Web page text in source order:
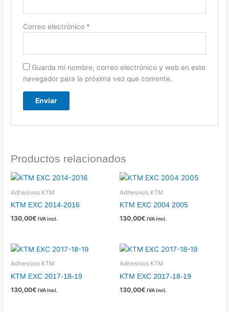
Correo electrónico *
Guarda mi nombre, correo electrónico y web en este
navegador para la próxima vez que comente.
Productos relacionados
Adhesivos KTM
KTM EXC 2014-2016
130,00€ IVA incl.
Adhesivos KTM
KTM EXC 2004 2005
130,00€ IVA incl.
Adhesivos KTM
KTM EXC 2017-18-19
130,00€ IVA incl.
Adhesivos KTM
KTM EXC 2017-18-19
130,00€ IVA incl.